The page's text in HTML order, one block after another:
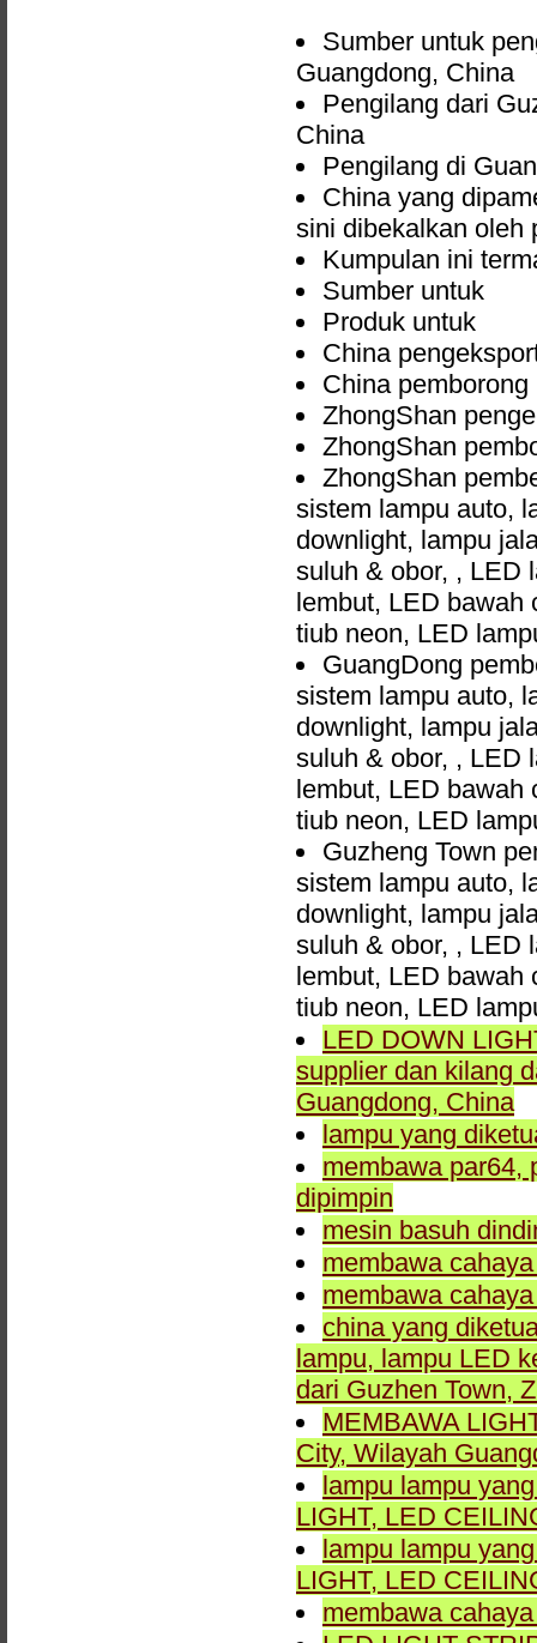
Sumber untuk
Guangdong, China
Pengilang dari
China
Pengilang di
China yang
sini dibekalkan oleh
Kumpulan ini
Sumber untuk
Produk untuk
China
China pemborong
ZhongShan
ZhongShan
ZhongShan
sistem lampu auto,
downlight, lampu
suluh & obor, , LED
lembut, LED bawah
tiub neon, LED
GuangDong
sistem lampu auto,
downlight, lampu
suluh & obor, , LED
lembut, LED bawah
tiub neon, LED
Guzheng Town
sistem lampu auto,
downlight, lampu
suluh & obor, , LED
lembut, LED bawah
tiub neon, LED
LED DOWN
supplier dan kilang
Guangdong, China
lampu yang
membawa par64,
dipimpin
mesin basuh
membawa
membawa
china yang
lampu, lampu LED
dari Guzhen Town,
MEMBAWA
City, Wilayah
lampu lampu
LIGHT, LED
lampu lampu
LIGHT, LED
membawa